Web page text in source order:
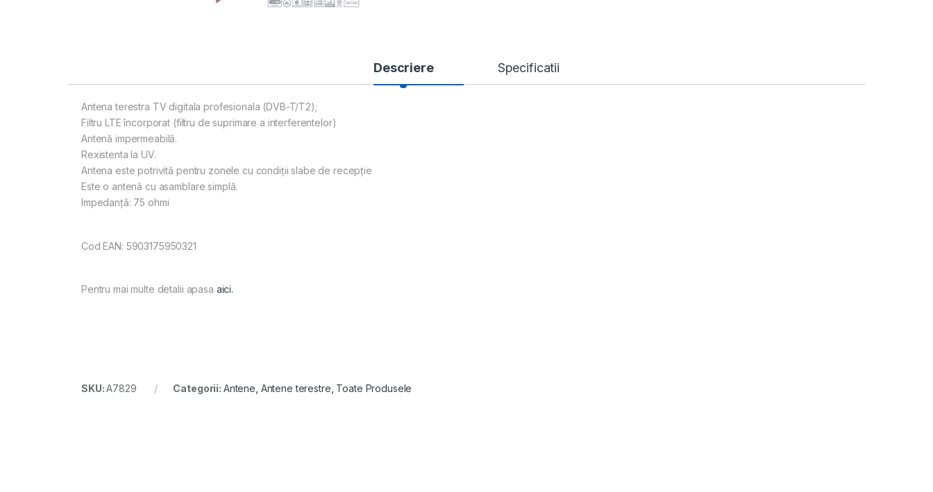
Descriere Specificatii
Antena terestra TV digitala profesionala (DVB-T/T2);
Filtru LTE încorporat (filtru de suprimare a interferentelor)
Antenă impermeabilă.
Rexistenta la UV.
Antena este potrivită pentru zonele cu condiții slabe de recepție
Este o antenă cu asamblare simplă.
Impedanță: 75 ohmi
Cod EAN: 5903175950321
Pentru mai multe detalii apasa aici.
SKU:A7829 Categorii: Antene, Antene terestre, Toate Produsele